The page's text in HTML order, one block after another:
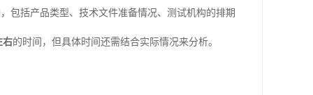
包括产品类型、技术文件准备情况、测试机构的排期
右的时间，但具体时间还需结合实际情况来分析。